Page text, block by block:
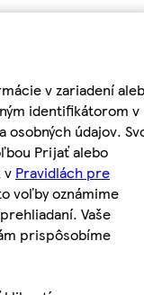
v zariadení
identifikátorom v
údajov.
Prijať alebo
v Pravidlách pre
voľby oznámime
Vaše
prispôsobíme